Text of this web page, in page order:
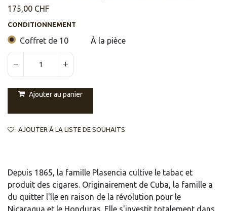
175,00 CHF
CONDITIONNEMENT
Coffret de 10 À la pièce
Ajouter au panier
AJOUTER À LA LISTE DE SOUHAITS
Depuis 1865, la famille Plasencia cultive le tabac et
produit des cigares. Originairement de Cuba, la famille a
du quitter l'île en raison de la révolution pour le
Nicaragua et le Honduras. Elle s'investit totalement dans